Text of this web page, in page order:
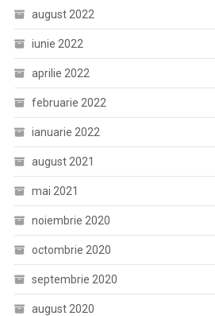
august 2022
iunie 2022
aprilie 2022
februarie 2022
ianuarie 2022
august 2021
mai 2021
noiembrie 2020
octombrie 2020
septembrie 2020
august 2020